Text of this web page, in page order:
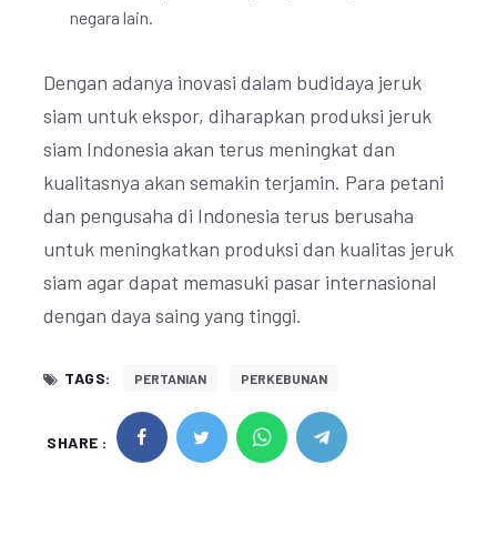
negara lain.
Dengan adanya inovasi dalam budidaya jeruk
siam untuk ekspor, diharapkan produksi jeruk
siam Indonesia akan terus meningkat dan
kualitasnya akan semakin terjamin. Para petani
dan pengusaha di Indonesia terus berusaha
untuk meningkatkan produksi dan kualitas jeruk
siam agar dapat memasuki pasar internasional
dengan daya saing yang tinggi.
TAGS: PERTANIAN PERKEBUNAN
SHARE :